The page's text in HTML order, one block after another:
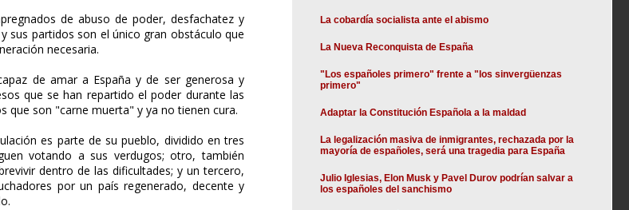
de abuso de poder, desfachatez y
sus partidos son el único gran obstáculo que
necesaria.
de amar a España y de ser generosa y
que se han repartido el poder durante las
que son "carne muerta" y ya no tienen cura.
es parte de su pueblo, dividido en tres
votando a sus verdugos; otro, también
dentro de las dificultades; y un tercero,
por un país regenerado, decente y
La cobardía socialista ante el abismo
La Nueva Reconquista de España
"Los españoles primero" frente a "los sinvergüenzas
primero"
Adaptar la Constitución Española a la maldad
La legalización masiva de inmigrantes, rechazada por la
mayoría de españoles, será una tragedia para España
Julio Iglesias, Elon Musk y Pavel Durov podrían salvar a
los españoles del sanchismo